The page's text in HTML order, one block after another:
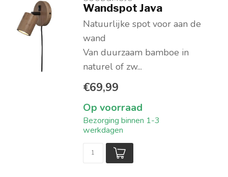
Wandspot Java
Natuurlijke spot voor aan de
wand
Van duurzaam bamboe in
naturel of zw...
€69,99
Op voorraad
Bezorging binnen 1-3
werkdagen